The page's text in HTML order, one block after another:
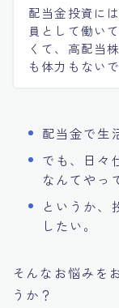
配当金投資に
員として働い
くて、高配当
も体力もないで
配当金で生
でも、日々
なんてやっ
というか、
したい。
そんなお悩みを
うか？